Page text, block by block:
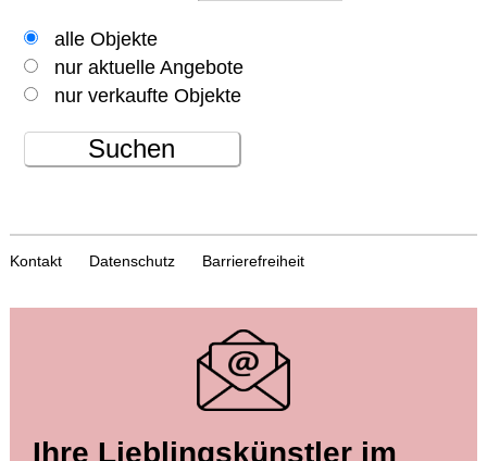
alle Objekte
nur aktuelle Angebote
nur verkaufte Objekte
Suchen
Kontakt Datenschutz Barrierefreiheit
Ihre Lieblingskünstler im